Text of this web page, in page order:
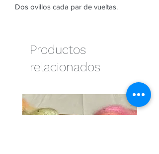
Dos ovillos cada par de vueltas.
Productos
relacionados